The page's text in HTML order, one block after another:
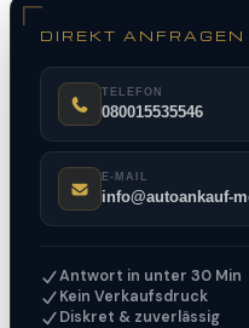
DIREKT ANFRAGEN
TELEFON
080015535546
E-MAIL
info@autoankauf-
Antwort in unter 30 Min
Kein Verkaufsdruck
Diskret & zuverlässig